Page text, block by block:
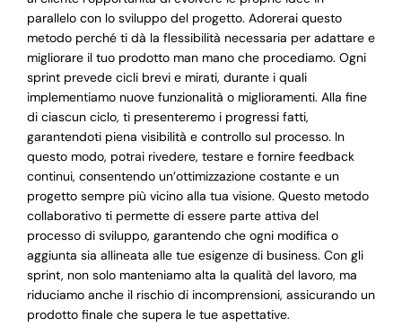
parallelo con lo sviluppo del progetto. Adorerai questo
metodo perché ti dà la flessibilità necessaria per adattare e
migliorare il tuo prodotto man mano che procediamo. Ogni
sprint prevede cicli brevi e mirati, durante i quali
implementiamo nuove funzionalità o miglioramenti. Alla fine
di ciascun ciclo, ti presenteremo i progressi fatti,
garantendoti piena visibilità e controllo sul processo. In
questo modo, potrai rivedere, testare e fornire feedback
continui, consentendo un’ottimizzazione costante e un
progetto sempre più vicino alla tua visione. Questo metodo
collaborativo ti permette di essere parte attiva del
processo di sviluppo, garantendo che ogni modifica o
aggiunta sia allineata alle tue esigenze di business. Con gli
sprint, non solo manteniamo alta la qualità del lavoro, ma
riduciamo anche il rischio di incomprensioni, assicurando un
prodotto finale che supera le tue aspettative.